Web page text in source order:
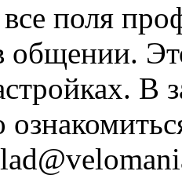
все поля
общении.
В